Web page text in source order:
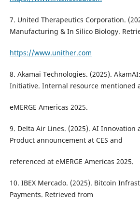
7. United Therapeutics Corporation.
Manufacturing & In Silico Biology.
https://www.unither.com
8. Akamai Technologies. (2025).
Initiative. Internal resource mentioned
eMERGE Americas 2025.
9. Delta Air Lines. (2025). AI Innovation
Product announcement at CES and
referenced at eMERGE Americas 2025.
10. IBEX Mercado. (2025). Bitcoin
Payments. Retrieved from